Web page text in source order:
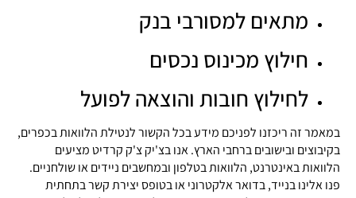
מתאים למסורבי בנק
חילוץ מכינוס נכסים
לחילוץ חובות והוצאה לפועל
במאמר זה ריכזנו לפניכם מידע בכל הקשור לנטילת הלוואות בכפרים,
בקיבוצים ובישובים ברחבי הארץ. אנו בצ'יק צ'ק קרדיט מציעים
הלוואות באינטרנט, הלוואות בטלפון ובמחשבים ניידים או שולחניים.
פנו אלינו בנייד, בדואר אלקטרוני או בטופס יצירת קשר בתחתית